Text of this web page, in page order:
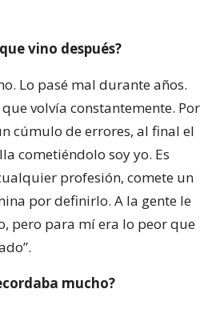
vino después?
Lo pasé mal durante años.
volvía constantemente. Por
cúmulo de errores, al final el
cometiéndolo soy yo. Es
profesión, comete un
por definirlo. A la gente le
pero para mí era lo peor que
mucho?